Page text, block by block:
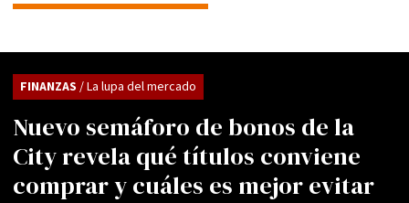
Nuevo semáforo de bonos de la
City revela qué títulos conviene
comprar y cuáles es mejor evitar
FINANZAS / La lupa del mercado